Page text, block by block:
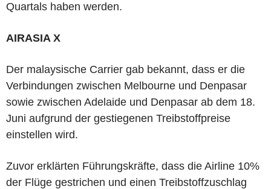
Quartals haben werden.
AIRASIA X
Der malaysische Carrier gab bekannt, dass er die
Verbindungen zwischen Melbourne und Denpasar
sowie zwischen Adelaide und Denpasar ab dem 18.
Juni aufgrund der gestiegenen Treibstoffpreise
einstellen wird.
Zuvor erklärten Führungskräfte, dass die Airline 10%
der Flüge gestrichen und einen Treibstoffzuschlag